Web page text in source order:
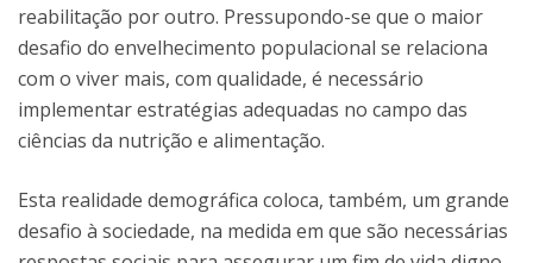
reabilitação por outro. Pressupondo-se que o maior
desafio do envelhecimento populacional se relaciona
com o viver mais, com qualidade, é necessário
implementar estratégias adequadas no campo das
ciências da nutrição e alimentação.
Esta realidade demográfica coloca, também, um grande
desafio à sociedade, na medida em que são necessárias